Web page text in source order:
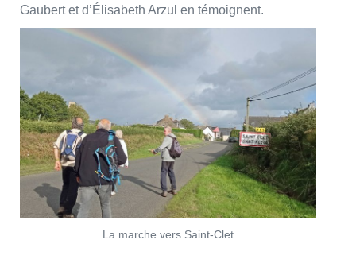
Gaubert et d’Élisabeth Arzul en témoignent.
La marche vers Saint-Clet